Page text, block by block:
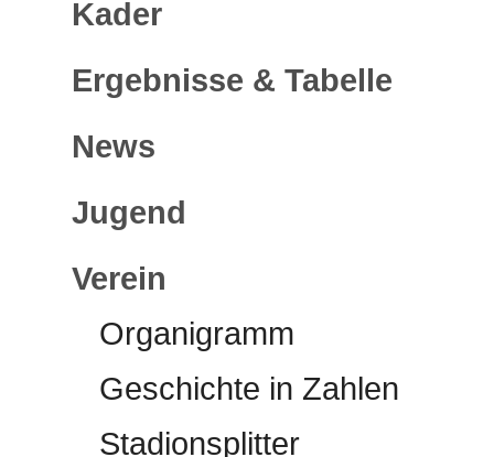
Kader
Ergebnisse & Tabelle
News
Jugend
Verein
Organigramm
Geschichte in Zahlen
Stadionsplitter